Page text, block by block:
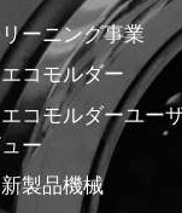
ーニング事業
エコモルダー
コモルダーユー
ー
新製品機械